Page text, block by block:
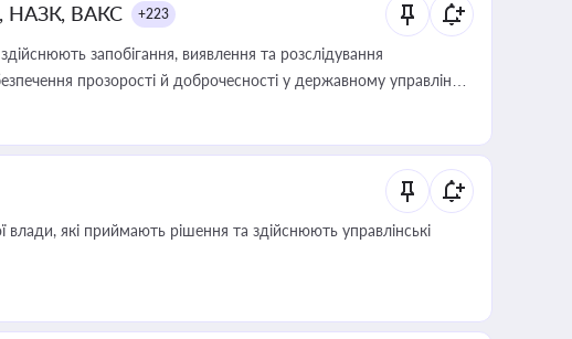
НАЗК, ВАКС +223
запобігання, виявлення та розслідування
прозорості й доброчесності у державному управлінні
влади, які приймають рішення та здійснюють управлінські